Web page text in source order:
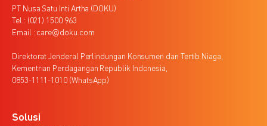
PT Nusa Satu Inti Artha (DOKU)
Tel : (021) 1500 963
Email : care@doku.com
Direktorat Jenderal Perlindungan Konsumen dan Tertib Niaga,
Kementrian Perdagangan Republik Indonesia,
0853-1111-1010 (WhatsApp)
Solusi